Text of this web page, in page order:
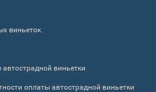
виньеток
виньетки
оплаты автострадной виньетки